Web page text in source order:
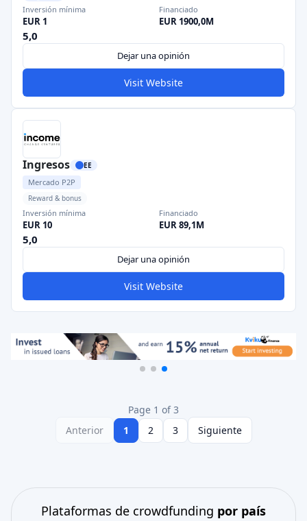
Inversión mínima
EUR 1
Financiado
EUR 1900,0M
5,0
Dejar una opinión
Visit Website
Ingresos EE
Mercado P2P
Reward & bonus
Inversión mínima
EUR 10
Financiado
EUR 89,1M
5,0
Dejar una opinión
Visit Website
Page 1 of 3
Anterior
1 2 3 Siguiente
Plataformas de crowdfunding por país